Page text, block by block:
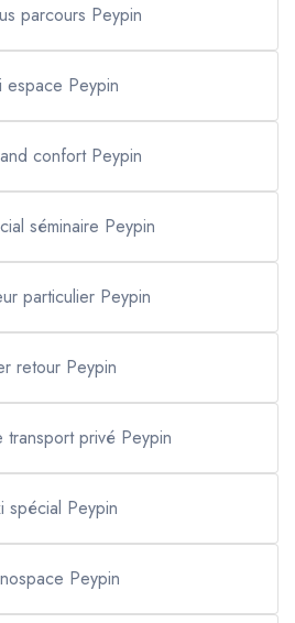
parcours Peypin
espace Peypin
confort Peypin
séminaire Peypin
particulier Peypin
retour Peypin
transport privé Peypin
spécial Peypin
Peypin